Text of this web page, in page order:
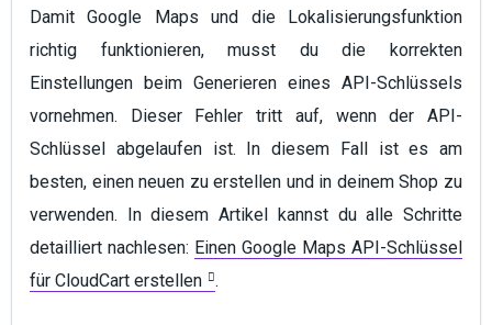
Damit Google Maps und die Lokalisierungsfunktion
richtig funktionieren, musst du die korrekten
Einstellungen beim Generieren eines API-Schlüssels
vornehmen. Dieser Fehler tritt auf, wenn der API-
Schlüssel abgelaufen ist. In diesem Fall ist es am
besten, einen neuen zu erstellen und in deinem Shop zu
verwenden. In diesem Artikel kannst du alle Schritte
detailliert nachlesen: Einen Google Maps API-Schlüssel
für CloudCart erstellen
.